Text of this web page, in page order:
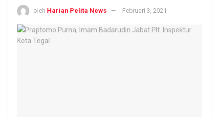
oleh Harian Pelita News Februari 3, 2021